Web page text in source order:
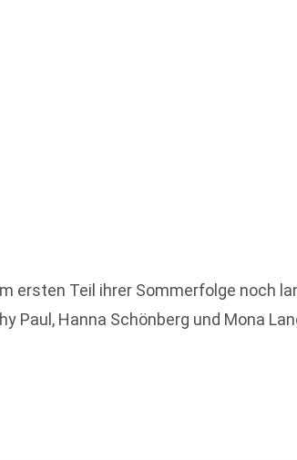
ersten Teil ihrer Sommerfolge noch
Paul, Hanna Schönberg und Mona